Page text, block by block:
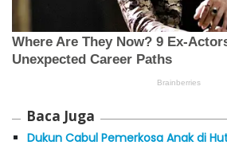
Baca Juga
Dukun Cabul Pemerkosa Anak di